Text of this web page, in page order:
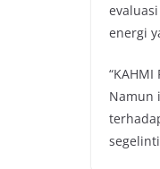
energi
Namun